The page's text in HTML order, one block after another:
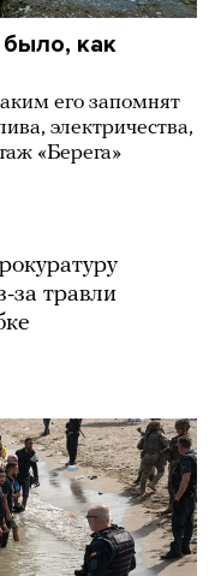
как
его запомнят
электричества,
«Берега»
за травли